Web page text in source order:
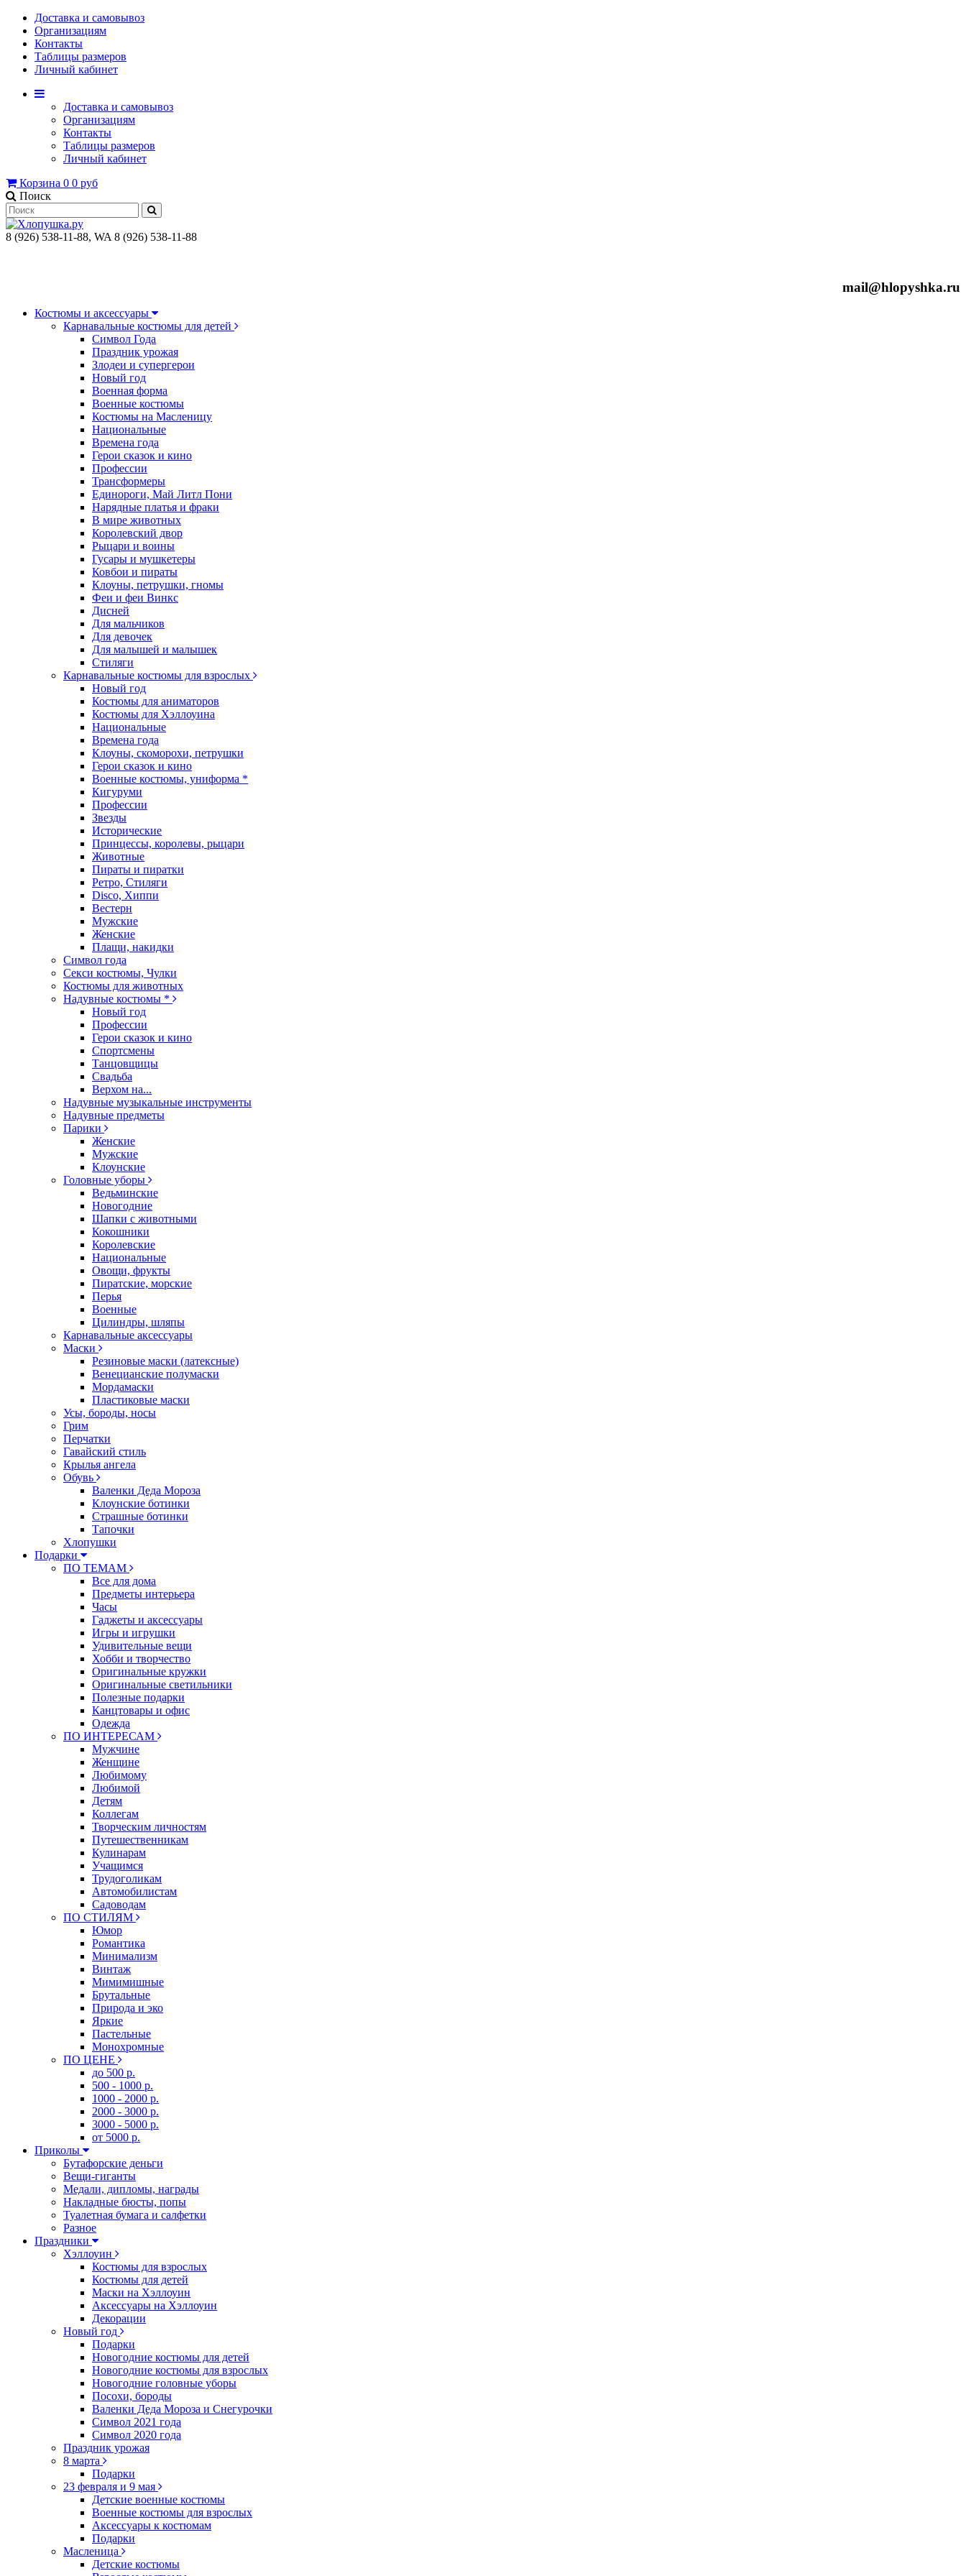
Доставка и самовывоз
Организациям
Контакты
Таблицы размеров
Личный кабинет
Доставка и самовывоз
Организациям
Контакты
Таблицы размеров
Личный кабинет
Корзина 0 0 руб
Поиск
8 (926) 538-11-88, WA 8 (926) 538-11-88
mail@hlopyshka.ru
Костюмы и аксессуары
Карнавальные костюмы для детей
Символ Года
Праздник урожая
Злодеи и супергерои
Новый год
Военная форма
Военные костюмы
Костюмы на Масленицу
Национальные
Времена года
Герои сказок и кино
Профессии
Трансформеры
Единороги, Май Литл Пони
Нарядные платья и фраки
В мире животных
Королевский двор
Рыцари и воины
Гусары и мушкетеры
Ковбои и пираты
Клоуны, петрушки, гномы
Феи и феи Винкс
Дисней
Для мальчиков
Для девочек
Для малышей и малышек
Стиляги
Карнавальные костюмы для взрослых
Новый год
Костюмы для аниматоров
Костюмы для Хэллоуина
Национальные
Времена года
Клоуны, скоморохи, петрушки
Герои сказок и кино
Военные костюмы, униформа *
Кигуруми
Профессии
Звезды
Исторические
Принцессы, королевы, рыцари
Животные
Пираты и пиратки
Ретро, Стиляги
Disco, Хиппи
Вестерн
Мужские
Женские
Плащи, накидки
Символ года
Секси костюмы, Чулки
Костюмы для животных
Надувные костюмы *
Новый год
Профессии
Герои сказок и кино
Спортсмены
Танцовщицы
Свадьба
Верхом на...
Надувные музыкальные инструменты
Надувные предметы
Парики
Женские
Мужские
Клоунские
Головные уборы
Ведьминские
Новогодние
Шапки с животными
Кокошники
Королевские
Национальные
Овощи, фрукты
Пиратские, морские
Перья
Военные
Цилиндры, шляпы
Карнавальные аксессуары
Маски
Резиновые маски (латексные)
Венецианские полумаски
Мордамаски
Пластиковые маски
Усы, бороды, носы
Грим
Перчатки
Гавайский стиль
Крылья ангела
Обувь
Валенки Деда Мороза
Клоунские ботинки
Страшные ботинки
Тапочки
Хлопушки
Подарки
ПО ТЕМАМ
Все для дома
Предметы интерьера
Часы
Гаджеты и аксессуары
Игры и игрушки
Удивительные вещи
Хобби и творчество
Оригинальные кружки
Оригинальные светильники
Полезные подарки
Канцтовары и офис
Одежда
ПО ИНТЕРЕСАМ
Мужчине
Женщине
Любимому
Любимой
Детям
Коллегам
Творческим личностям
Путешественникам
Кулинарам
Учащимся
Трудоголикам
Автомобилистам
Садоводам
ПО СТИЛЯМ
Юмор
Романтика
Минимализм
Винтаж
Мимимишные
Брутальные
Природа и эко
Яркие
Пастельные
Монохромные
ПО ЦЕНЕ
до 500 р.
500 - 1000 р.
1000 - 2000 р.
2000 - 3000 р.
3000 - 5000 р.
от 5000 р.
Приколы
Бутафорские деньги
Вещи-гиганты
Медали, дипломы, награды
Накладные бюсты, попы
Туалетная бумага и салфетки
Разное
Праздники
Хэллоуин
Костюмы для взрослых
Костюмы для детей
Маски на Хэллоуин
Аксессуары на Хэллоуин
Декорации
Новый год
Подарки
Новогодние костюмы для детей
Новогодние костюмы для взрослых
Новогодние головные уборы
Посохи, бороды
Валенки Деда Мороза и Снегурочки
Символ 2021 года
Символ 2020 года
Праздник урожая
8 марта
Подарки
23 февраля и 9 мая
Детские военные костюмы
Военные костюмы для взрослых
Аксессуары к костюмам
Подарки
Масленица
Детские костюмы